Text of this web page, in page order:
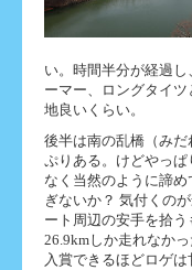
い。時間半分が経過
ーマー、ロングタイ
地良いくらい。
後半は南の乱橋（み
ぷりある。けどやっ
なく当然のように諦
ぎないか？ 気付くの
ート周辺の安手を拾う
26.9kmしか走れなか
入賞できるほどロゲ